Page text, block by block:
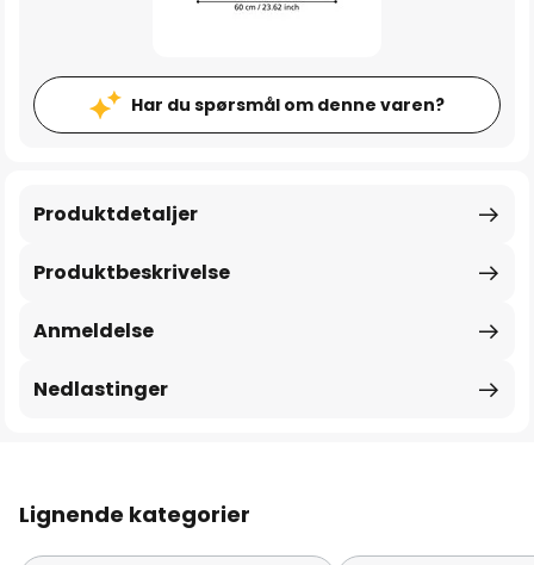
Har du spørsmål om denne varen?
Produktbeskrivelse
Produktdetaljer
Anmeldelse
Nedlastinger
Lignende kategorier